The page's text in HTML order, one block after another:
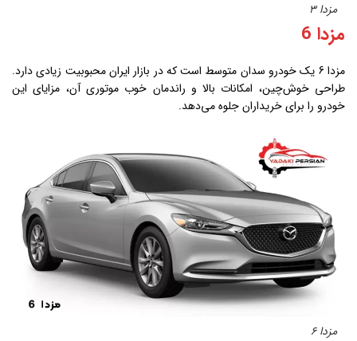
مزدا 3
مزدا 6
مزدا 6 یک خودرو سدان متوسط است که در بازار ایران محبوبیت زیادی دارد.
طراحی خوش‌چین، امکانات بالا و راندمان خوب موتوری آن، مزایای این
خودرو را برای خریداران جلوه می‌دهد.
مزدا 6